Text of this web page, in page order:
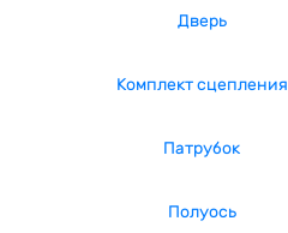
Дверь
Комплект сцепления
Патрубок
Полуось